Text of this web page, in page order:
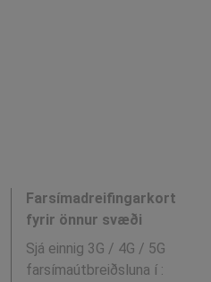
Farsímadreifingarkort
fyrir önnur svæði
Sjá einnig 3G / 4G / 5G
farsímaútbreiðsluna í :